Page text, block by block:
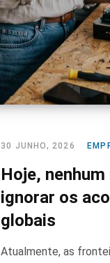
30 JUNHO, 2026
Hoje,
ignorar os
globais
Atualmente, as